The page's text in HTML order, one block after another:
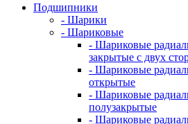
Подшипники
- Шарики
- Шариковые
- Шариковые
закрытые с двух
- Шариковые
открытые
- Шариковые
полузакрытые
- Шариковые